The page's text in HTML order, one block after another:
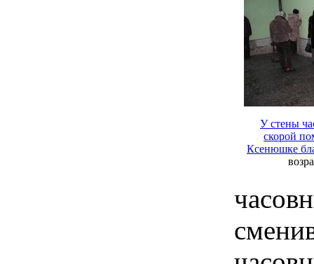
У стены
скорой
Ксенюшке